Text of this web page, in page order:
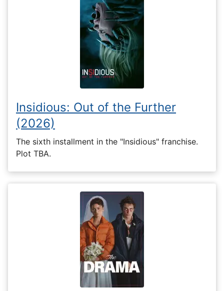
Insidious: Out of the Further
(2026)
The sixth installment in the "Insidious" franchise.
Plot TBA.